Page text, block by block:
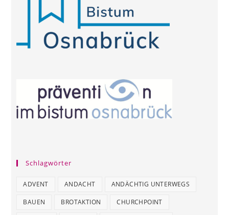
Schlagwörter
ADVENT ANDACHT ANDÄCHTIG UNTERWEGS
BAUEN BROTAKTION CHURCHPOINT